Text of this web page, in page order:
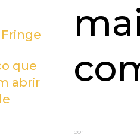
por
que
abrir